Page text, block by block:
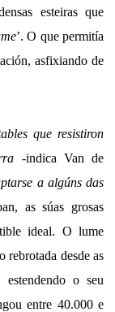
esteiras que
’. O que permitía
asfixiando de
que resistiron
-indica Van de
a algúns das
as súas grosas
ideal. O lume
rebrotada desde as
estendendo o seu
entre 40.000 e